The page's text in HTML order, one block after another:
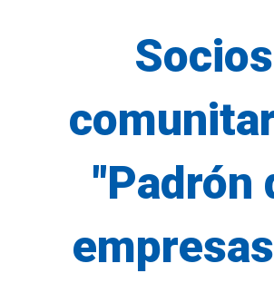
Socios
"Padrón